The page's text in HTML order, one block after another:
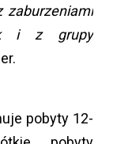
zaburzeniami
i z grupy
pobyty 12-